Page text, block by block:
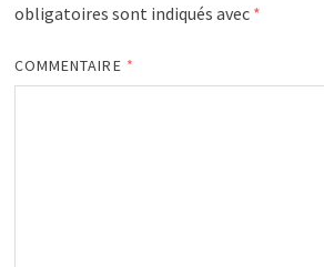
obligatoires sont indiqués avec *
COMMENTAIRE *